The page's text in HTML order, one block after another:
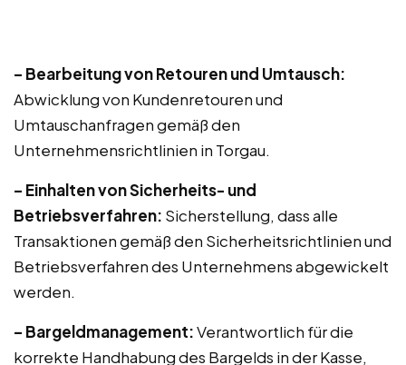
– Bearbeitung von Retouren und Umtausch:
Abwicklung von Kundenretouren und
Umtauschanfragen gemäß den
Unternehmensrichtlinien in Torgau.
– Einhalten von Sicherheits- und
Betriebsverfahren: Sicherstellung, dass alle
Transaktionen gemäß den Sicherheitsrichtlinien und
Betriebsverfahren des Unternehmens abgewickelt
werden.
– Bargeldmanagement:Verantwortlich für die
korrekte Handhabung des Bargelds in der Kasse,